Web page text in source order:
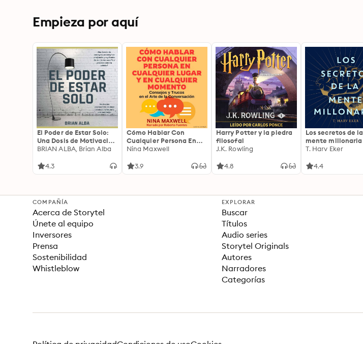
Empieza por aquí
El Poder de Estar Solo:
Una Dosis de Motivación
Acompañada de Ideas
una Vida Mejor
BRIAN ALBA, Brian Alba
4.3
Cómo Hablar Con
Cualquier Persona En
Cualquier Lugar Y En
Nina Maxwell
3.9
Harry Potter y la piedra
filosofal
J.K. Rowling
4.8
Los secretos de la
mente millonaria
T. Harv Eker
4.4
COMPAÑÍA
Acerca de Storytel
Únete al equipo
Inversores
Prensa
Sostenibilidad
Whistleblow
EXPLORAR
Buscar
Títulos
Audio series
Storytel Originals
Autores
Narradores
Categorías